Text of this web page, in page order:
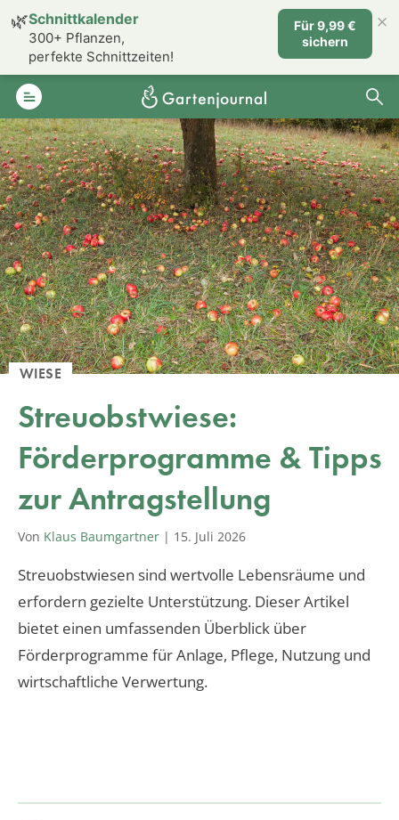
WIESE
Streuobstwiese:
Förderprogramme & Tipps
zur Antragstellung
Von Klaus Baumgartner | 15. Juli 2026
Streuobstwiesen sind wertvolle Lebensräume und
erfordern gezielte Unterstützung. Dieser Artikel
bietet einen umfassenden Überblick über
Förderprogramme für Anlage, Pflege, Nutzung und
wirtschaftliche Verwertung.
🌿Schnittkalender
300+ Pflanzen,
perfekte Schnittzeiten!
Für 9,99 €
sichern
×